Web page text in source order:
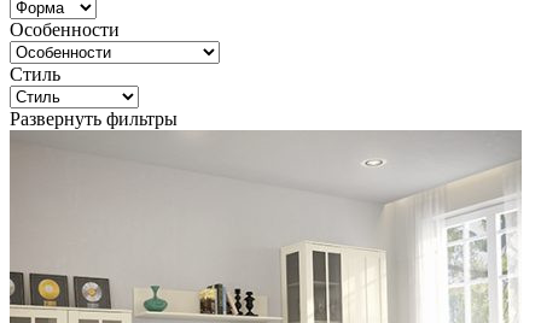
Особенности
Стиль
Развернуть фильтры